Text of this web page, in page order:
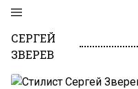
СЕРГЕЙ
ЗВЕРЕВ